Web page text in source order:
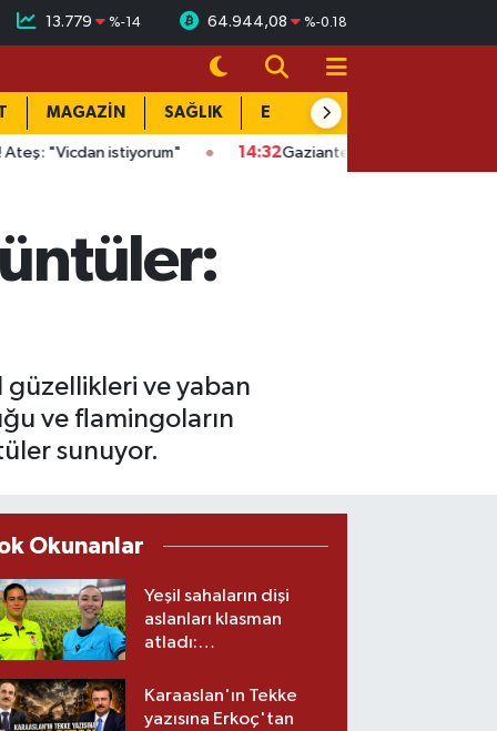
13.779 %-14 64.944,08 %-0.18
MAGAZİN SAĞLIK EĞİTİM
istiyorum" 14:32 Gaziantep'te kaçak kazıya suçüstü: Evin
güzellikleri ve yaban
ve flamingoların
sunuyor.
Okunanlar
Yeşil sahaların dişi
aslanları klasman
atladı:
üst lige iki transfer!
Karaaslan'ın Tekke
yazısına Erkoç'tan